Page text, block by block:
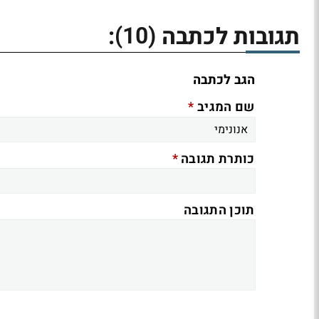
תגובות לכתבה (10)
:
הגב לכתבה
שם המגיב*
כותרת תגובה*
תוכן התגובה